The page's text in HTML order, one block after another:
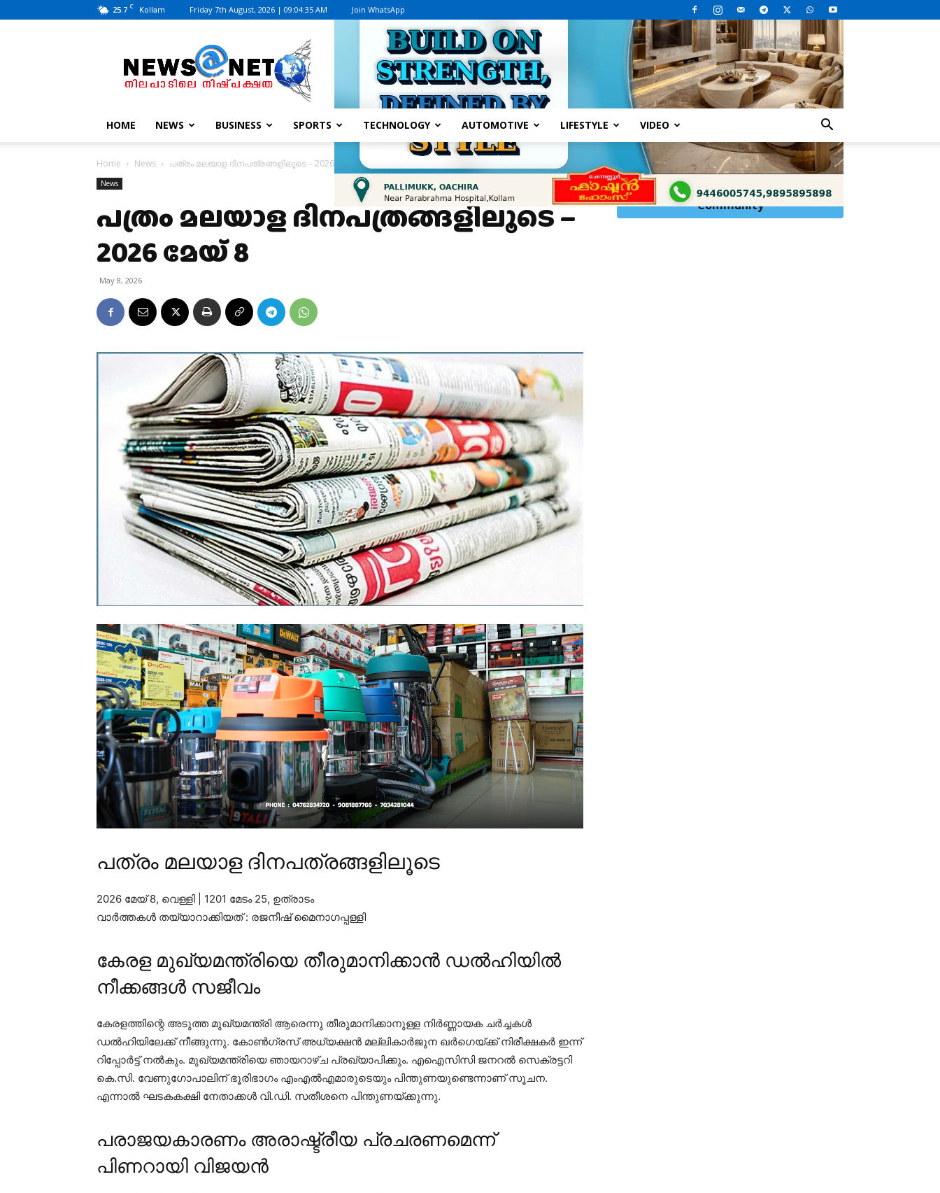
25.7 C Kollam Friday 7th August, 2026 | 09:04:35 AM Join WhatsApp
News@Net
|
www.newsatnet.com
HOME NEWS BUSINESS SPORTS TECHNOLOGY AUTOMOTIVE LIFESTYLE VIDEO
Home News പത്രം മലയാള ദിനപത്രങ്ങളിലൂടെ – 2026 മേയ് 8
News
പത്രം മലയാള ദിനപത്രങ്ങളിലൂടെ –
2026 മേയ് 8
May 8, 2026
പത്രം മലയാള ദിനപത്രങ്ങളിലൂടെ
2026 മേയ് 8, വെള്ളി | 1201 മേടം 25, ഉത്രാടം
വാർത്തകൾ തയ്യാറാക്കിയത് : രജനീഷ് മൈനാഗപ്പള്ളി
കേരള മുഖ്യമന്ത്രിയെ തീരുമാനിക്കാൻ ഡൽഹിയിൽ
നീക്കങ്ങൾ സജീവം
കേരളത്തിന്റെ അടുത്ത മുഖ്യമന്ത്രി ആരെന്നു തീരുമാനിക്കാനുള്ള നിർണ്ണായക ചർച്ചകൾ
ഡൽഹിയിലേക്ക് നീങ്ങുന്നു. കോൺഗ്രസ് അധ്യക്ഷൻ മല്ലികാർജുന ഖർഗെയ്ക്ക് നിരീക്ഷകർ ഇന്ന്
റിപ്പോർട്ട് നൽകും. മുഖ്യമന്ത്രിയെ ഞായറാഴ്ച പ്രഖ്യാപിക്കും. എഐസിസി ജനറൽ സെക്രട്ടറി
കെ.സി. വേണുഗോപാലിന് ഭൂരിഭാഗം എംഎൽഎമാരുടെയും പിന്തുണയുണ്ടെന്നാണ് സൂചന.
എന്നാൽ ഘടകകക്ഷി നേതാക്കൾ വി.ഡി. സതീശനെ പിന്തുണയ്ക്കുന്നു.
പരാജയകാരണം അരാഷ്ട്രീയ പ്രചരണമെന്ന്
പിണറായി വിജയൻ
Click Here toJoinWhatsApp
Community